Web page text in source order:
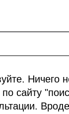
Ничего
сайту